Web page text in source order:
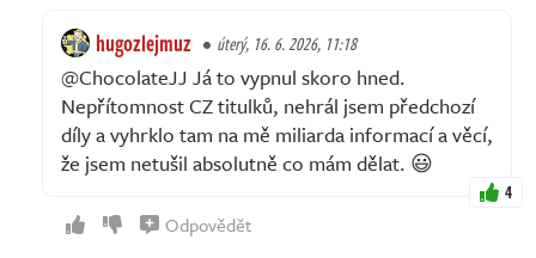
hugozlejmuz úterý, 16. 6. 2026, 11:18
@ChocolateJJ Já to vypnul skoro hned.
Nepřítomnost CZ titulků, nehrál jsem předchozí
díly a vyhrklo tam na mě miliarda informací a věcí,
že jsem netušil absolutně co mám dělat. 😃
4
Odpovědět